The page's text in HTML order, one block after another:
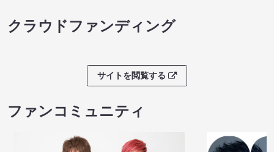
クラウドファンディング
サイトを閲覧する
ファンコミュニティ